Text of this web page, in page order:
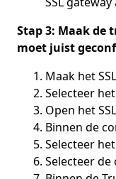
Stap 3: Maak de
moet juist
Maak het
Selecteer
Open het
Binnen de
Selecteer
Selecteer